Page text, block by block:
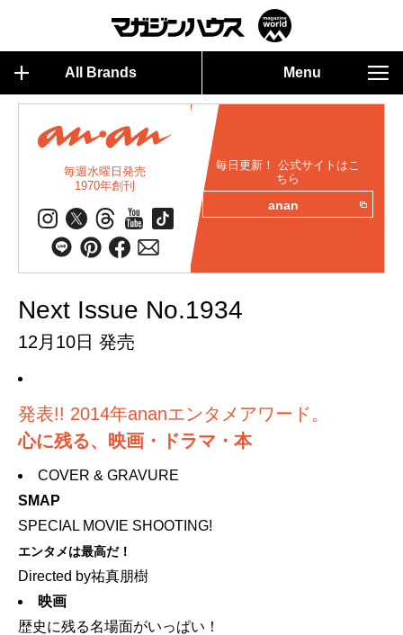
All Brands Menu
毎週水曜日発売
1970年創刊
毎日更新！ 公式サイトはこ
ちら
anan
Next Issue No.1934
12月10日 発売
発表!! 2014年ananエンタメアワード。
心に残る、映画・ドラマ・本
COVER & GRAVURE
SMAP
SPECIAL MOVIE SHOOTING!
エンタメは最高だ！
Directed by祐真朋樹
映画
歴史に残る名場面がいっぱい！